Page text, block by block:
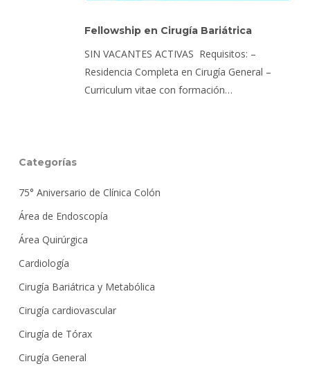
en
Bariátrica
Fellowship en Cirugía Bariátrica
SIN VACANTES ACTIVAS Requisitos: –
Residencia Completa en Cirugía General –
Curriculum vitae con formación…
Categorías
75° Aniversario de Clínica Colón
Área de Endoscopía
Área Quirúrgica
Cardiología
Cirugía Bariátrica y Metabólica
Cirugía cardiovascular
Cirugía de Tórax
Cirugía General